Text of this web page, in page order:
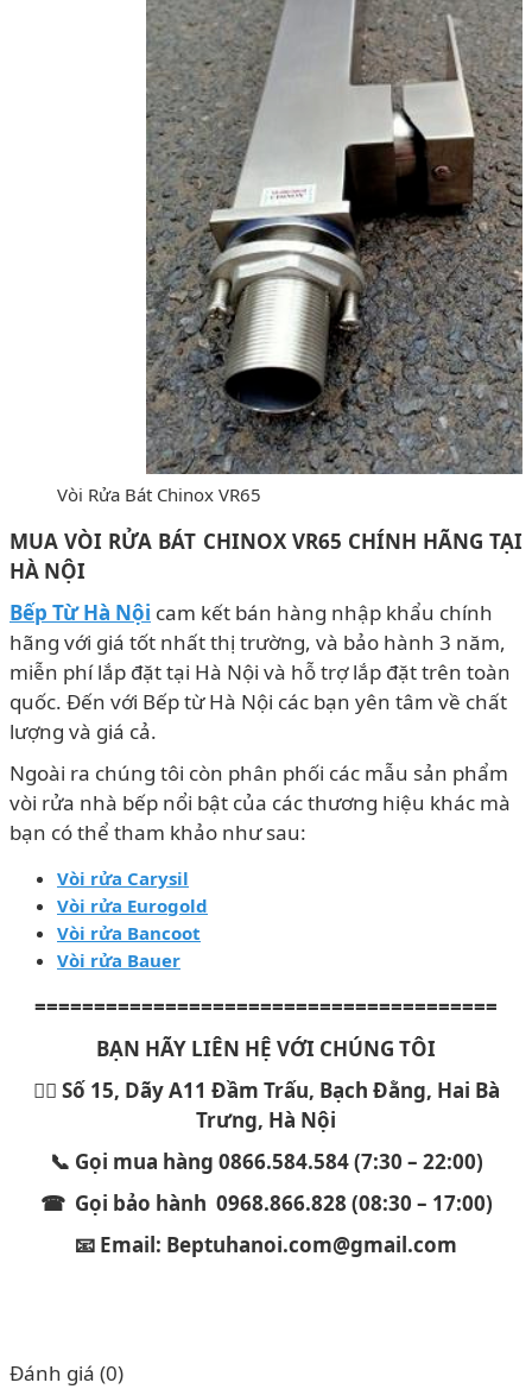
Vòi Rửa Bát Chinox VR65
MUA VÒI RỬA BÁT CHINOX VR65 CHÍNH HÃNG TẠI
HÀ NỘI
Bếp Từ Hà Nội cam kết bán hàng nhập khẩu chính
hãng với giá tốt nhất thị trường, và bảo hành 3 năm,
miễn phí lắp đặt tại Hà Nội và hỗ trợ lắp đặt trên toàn
quốc. Đến với Bếp từ Hà Nội các bạn yên tâm về chất
lượng và giá cả.
Ngoài ra chúng tôi còn phân phối các mẫu sản phẩm
vòi rửa nhà bếp nổi bật của các thương hiệu khác mà
bạn có thể tham khảo như sau:
Vòi rửa Carysil
Vòi rửa Eurogold
Vòi rửa Bancoot
Vòi rửa Bauer
=======================================
BẠN HÃY LIÊN HỆ VỚI CHÚNG TÔI
🏳️‍🌈 Số 15, Dãy A11 Đầm Trấu, Bạch Đằng, Hai Bà
Trưng, Hà Nội
📞 Gọi mua hàng 0866.584.584 (7:30 – 22:00)
☎ Gọi bảo hành 0968.866.828 (08:30 – 17:00)
📧 Email: Beptuhanoi.com@gmail.com
Đánh giá (0)